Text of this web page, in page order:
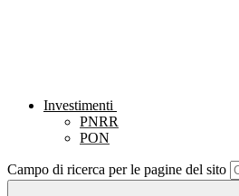
Investimenti
PNRR
PON
Campo di ricerca per le pagine del sito